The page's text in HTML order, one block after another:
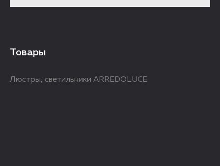
Товары
Люстры, светильники ARREDOLUCE